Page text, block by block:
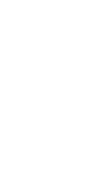
inbyggda
för middagar,
med utsikt över de